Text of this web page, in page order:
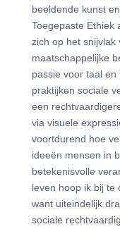
beeldende kunst
Toegepaste Ethiek
zich op het snijvlak
maatschappelijke
passie voor taal en
praktijken sociale
een
via visuele
voortdurend hoe
ideeën mensen in
betekenisvolle
leven hoop ik bij te
want uiteindelijk
sociale